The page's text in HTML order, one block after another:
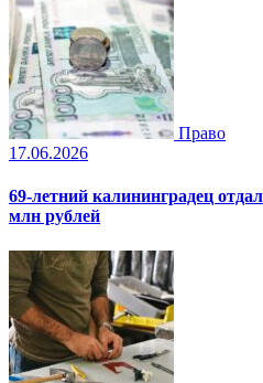
Право
17.06.2026
69-летний калининградец
млн рублей